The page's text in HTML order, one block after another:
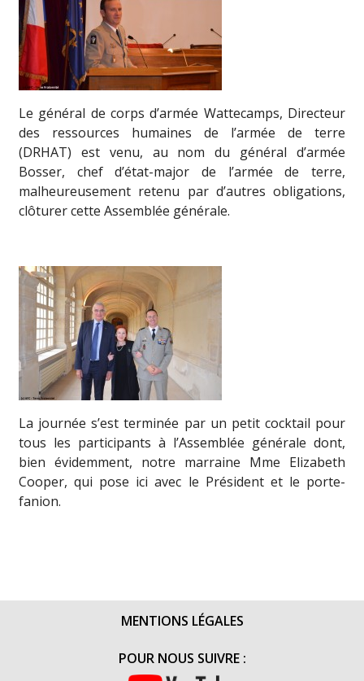
Le général de corps d’armée Wattecamps, Directeur
des ressources humaines de l’armée de terre
(DRHAT) est venu, au nom du général d’armée
Bosser, chef d’état-major de l’armée de terre,
malheureusement retenu par d’autres obligations,
clôturer cette Assemblée générale.
La journée s’est terminée par un petit cocktail pour
tous les participants à l’Assemblée générale dont,
bien évidemment, notre marraine Mme Elizabeth
Cooper, qui pose ici avec le Président et le porte-
fanion.
MENTIONS LÉGALES
POUR NOUS SUIVRE :